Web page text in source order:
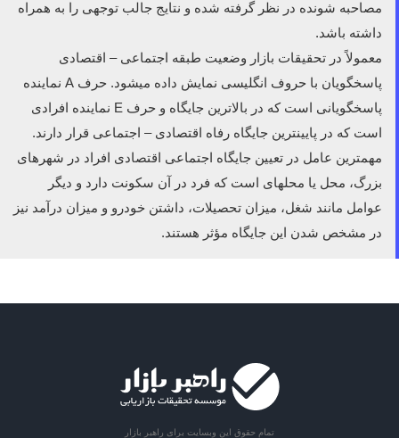
مصاحبه شونده در نظر گرفته شده و نتایج جالب توجهی را به همراه
داشته باشد.
معمولاً در تحقیقات بازار وضعیت طبقه اجتماعی – اقتصادی
پاسخگویان با حروف انگلیسی نمایش داده می­شود. حرف A نماینده
پاسخگویانی است که در بالاترین جایگاه و حرف E نماینده افرادی
است که در پایین­ترین جایگاه رفاه اقتصادی – اجتماعی قرار دارند.
مهمترین عامل در تعیین جایگاه اجتماعی اقتصادی افراد در شهرهای
بزرگ، محل یا محله­ای است که فرد در آن سکونت دارد و دیگر
عوامل مانند شغل، میزان تحصیلات، داشتن خودرو و میزان درآمد نیز
در مشخص شدن این جایگاه مؤثر هستند.
تمام حقوق این وبسایت برای راهبر بازار